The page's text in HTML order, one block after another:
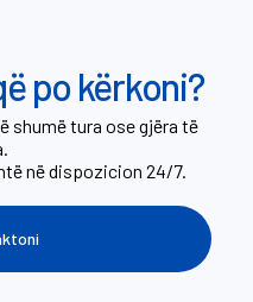
po kërkoni?
shumë tura ose gjëra të
në dispozicion 24/7.